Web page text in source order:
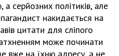
серйозних політиків, але
накидається на
цитати для сліпого
може починати
вже на їхню адресу, а не